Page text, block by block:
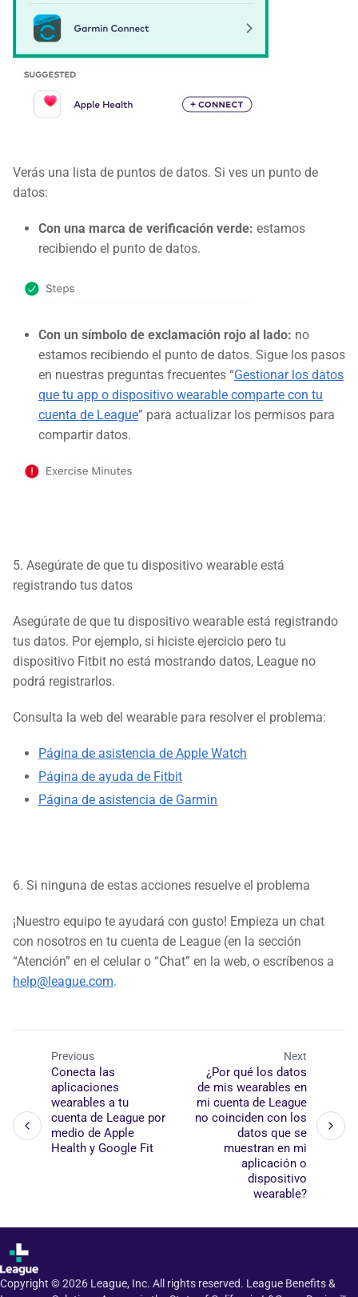
Verás una lista de puntos de datos. Si ves un punto de
datos:
Con una marca de verificación verde: estamos
recibiendo el punto de datos.
Con un símbolo de exclamación rojo al lado: no
estamos recibiendo el punto de datos. Sigue los pasos
en nuestras preguntas frecuentes “Gestionar los datos
que tu app o dispositivo wearable comparte con tu
cuenta de League” para actualizar los permisos para
compartir datos.
5. Asegúrate de que tu dispositivo wearable está
registrando tus datos
Asegúrate de que tu dispositivo wearable está registrando
tus datos. Por ejemplo, si hiciste ejercicio pero tu
dispositivo Fitbit no está mostrando datos, League no
podrá registrarlos.
Consulta la web del wearable para resolver el problema:
Página de asistencia de Apple Watch
Página de ayuda de Fitbit
Página de asistencia de Garmin
6. Si ninguna de estas acciones resuelve el problema
¡Nuestro equipo te ayudará con gusto! Empieza un chat
con nosotros en tu cuenta de League (en la sección
“Atención” en el celular o “Chat” en la web, o escríbenos a
help@league.com.
Previous
Conecta las
aplicaciones
wearables a tu
cuenta de League por
medio de Apple
Health y Google Fit
Next
¿Por qué los datos
de mis wearables en
mi cuenta de League
no coinciden con los
datos que se
muestran en mi
aplicación o
dispositivo
wearable?
Copyright ©2026 League, Inc. All rights reserved. League Benefits &